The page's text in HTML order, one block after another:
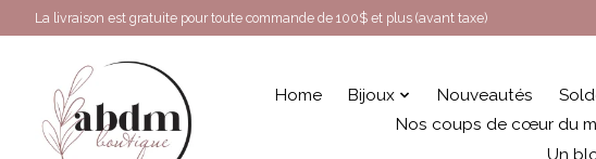
La livraison est gratuite pour toute commande de 100$ et plus (avant taxe)
Home Bijoux Nouveautés
Nos coups de cœur du
Un